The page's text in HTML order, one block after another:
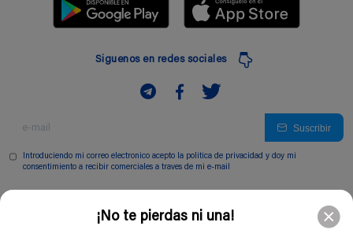
¡No te pierdas ni una!
Siguenos en redes sociales
Suscribir
Introduciendo mi correo electronico acepto la politica de privacidad y doy mi
consentimiento a recibir comerciales a traves de mi e-mail